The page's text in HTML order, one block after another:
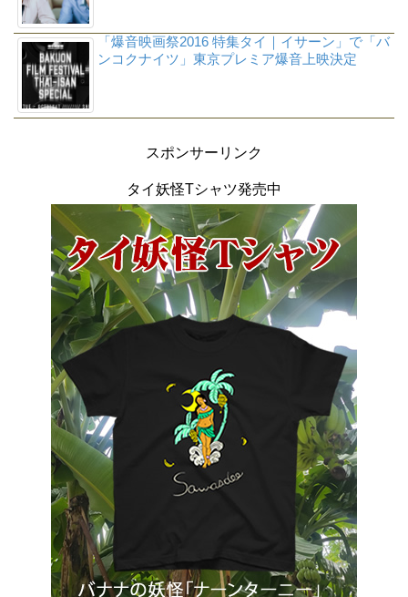
「爆音映画祭2016 特集タイ｜イサーン」で「バ
ンコクナイツ」東京プレミア爆音上映決定
スポンサーリンク
タイ妖怪Tシャツ発売中